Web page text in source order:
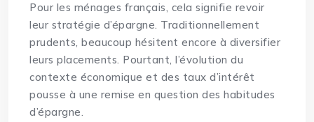
Pour les ménages français, cela signifie revoir
leur stratégie d’épargne. Traditionnellement
prudents, beaucoup hésitent encore à diversifier
leurs placements. Pourtant, l’évolution du
contexte économique et des taux d’intérêt
pousse à une remise en question des habitudes
d’épargne.